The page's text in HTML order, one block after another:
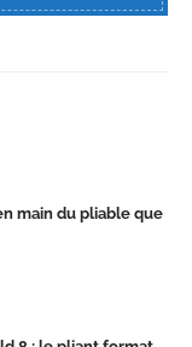
main du pliable que